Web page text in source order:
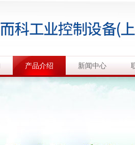
产品介绍 新闻中心